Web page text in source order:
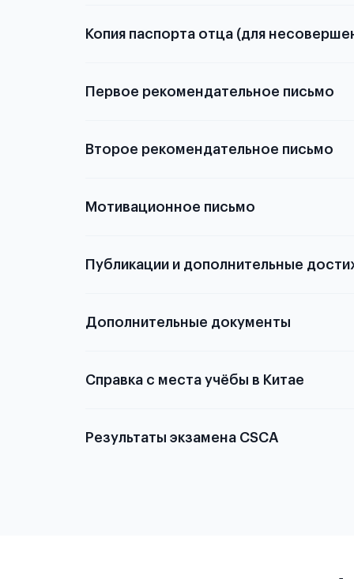
Подробнее о
Копия паспорта отца (для
Подробнее
Первое рекомендательное письмо
Второе рекомендательное письмо
Мотивационное письмо
Подробнее о том,
Публикации и дополнительные
Дополнительные документы
Справка с места учёбы в Китае
Результаты экзамена CSCA